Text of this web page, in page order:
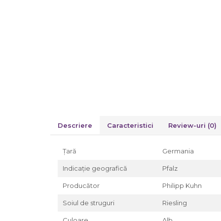
Descriere Caracteristici Review-uri (0)
Țară Germania
Indicație geografică Pfalz
Producător Philipp Kuhn
Soiul de struguri Riesling